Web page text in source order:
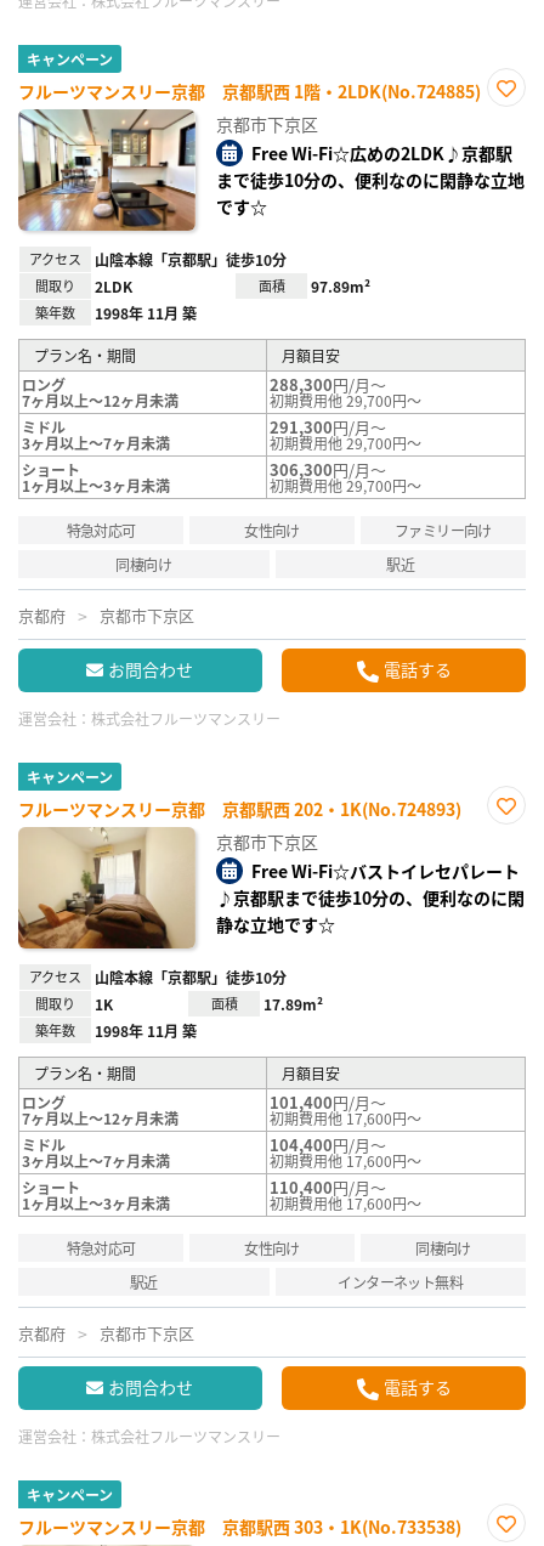
キャンペーン
フルーツマンスリー京都 京都駅西 1階・2LDK(No.724885)
り登
録
京都市下京区
Free Wi-Fi☆広めの2LDK♪京都駅
まで徒歩10分の、便利なのに閑静な立地
です☆
アクセス 山陰本線「京都駅」徒歩10分
間取り 2LDK 面積 97.89m²
築年数 1998年 11月 築
プラン名・期間
月額目安
ロング
7ヶ月以上～12ヶ月未満
288,300円/月～
初期費用他 29,700円～
ミドル
3ヶ月以上～7ヶ月未満
291,300円/月～
初期費用他 29,700円～
ショート
1ヶ月以上～3ヶ月未満
306,300円/月～
初期費用他 29,700円～
特急対応可 女性向け
ファミリー向け
同棲向け
駅近
京都府 京都市下京区
お問合わせ 電話する
運営会社： 株式会社フルーツマンスリー
キャンペーン
フルーツマンスリー京都 京都駅西 202・1K(No.724893)
り登
京都市下京区
Free Wi-Fi☆バストイレセパレート
♪京都駅まで徒歩10分の、便利なのに閑
静な立地です☆
アクセス 山陰本線「京都駅」徒歩10分
間取り 1K 面積 17.89m²
築年数 1998年 11月 築
プラン名・期間
月額目安
ロング
7ヶ月以上～12ヶ月未満
101,400円/月～
初期費用他 17,600円～
ミドル
3ヶ月以上～7ヶ月未満
104,400円/月～
初期費用他 17,600円～
ショート
1ヶ月以上～3ヶ月未満
110,400円/月～
初期費用他 17,600円～
特急対応可 女性向け
同棲向け
駅近
インターネット無料
京都府 京都市下京区
お問合わせ 電話する
運営会社： 株式会社フルーツマンスリー
キャンペーン
フルーツマンスリー京都 京都駅西 303・1K(No.733538)